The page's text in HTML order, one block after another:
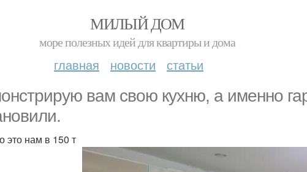
МИЛЫЙ ДОМ
море полезных идей для квартиры и дома
главная новости статьи
вам свою кухню, а именно
нам в 150 т